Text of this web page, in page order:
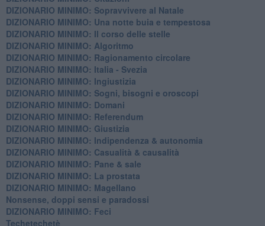
DIZIONARIO MINIMO: ​Sopravvivere al Natale
DIZIONARIO MINIMO: ​Una notte buia e tempestosa
DIZIONARIO MINIMO: Il corso delle stelle
DIZIONARIO MINIMO: Algoritmo
DIZIONARIO MINIMO: Ragionamento circolare
DIZIONARIO MINIMO: Italia - Svezia
DIZIONARIO MINIMO: ​Ingiustizia
DIZIONARIO MINIMO: ​Sogni, bisogni e oroscopi
DIZIONARIO MINIMO: Domani
DIZIONARIO MINIMO: Referendum
DIZIONARIO MINIMO: Giustizia
DIZIONARIO MINIMO: ​Indipendenza & autonomia
DIZIONARIO MINIMO: ​Casualità & causalità
​DIZIONARIO MINIMO: Pane & sale
DIZIONARIO MINIMO: La prostata
​DIZIONARIO MINIMO: Magellano
Nonsense, doppi sensi e paradossi
DIZIONARIO MINIMO: Feci
Techetechetè